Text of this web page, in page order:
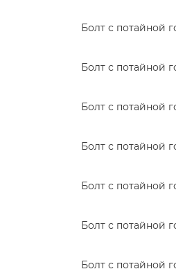
Болт с потайной
Болт с потайной
Болт с потайной
Болт с потайной
Болт с потайной
Болт с потайной
Болт с потайной